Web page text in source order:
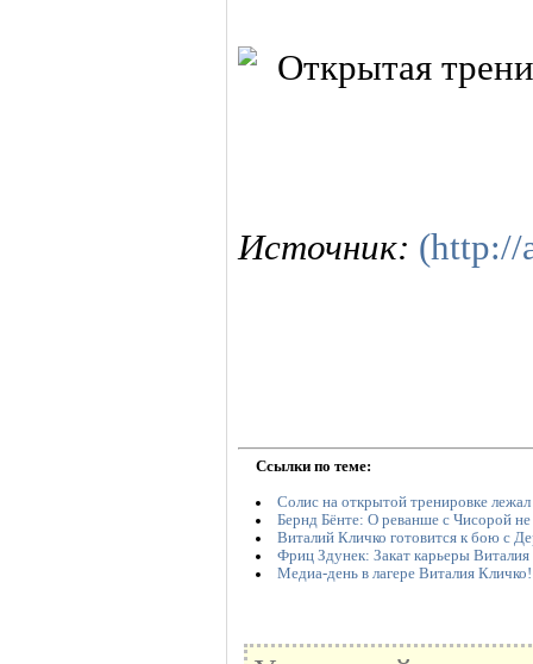
Источник: (http://
Ссылки по теме:
Солис на открытой тренировке лежал
Бернд Бёнте: О реванше с Чисорой
Виталий Кличко готовится к бою с
Фриц Здунек: Закат карьеры
Медиа-день в лагере Виталия Кличко!